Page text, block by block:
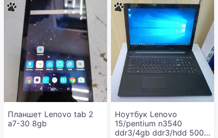
Планшет Lenovo tab 2
a7-30 8gb
Ноутбук Lenovo
15/pentium n3540
ddr3/4gb ddr3/hdd 500